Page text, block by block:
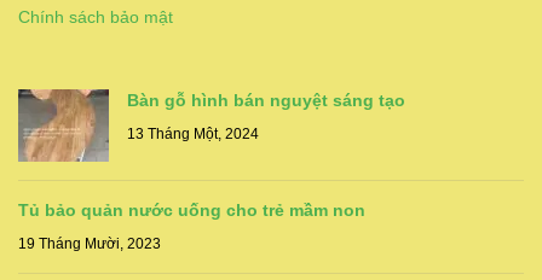
Chính sách bảo mật
Bàn gỗ hình bán nguyệt sáng tạo
13 Tháng Một, 2024
Tủ bảo quản nước uống cho trẻ mầm non
19 Tháng Mười, 2023